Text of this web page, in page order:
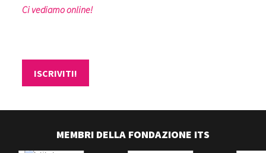
Ci vediamo online!
ISCRIVITI!
MEMBRI DELLA FONDAZIONE ITS